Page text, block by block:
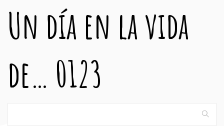
Un día en la vida
de… 0123